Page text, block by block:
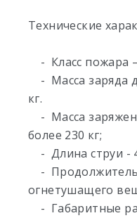
Технические
- Класс пожара
- Масса заряда
кг.
- Масса
более 230 кг;
- Длина струи -
-
огнетушащего
- Габаритные